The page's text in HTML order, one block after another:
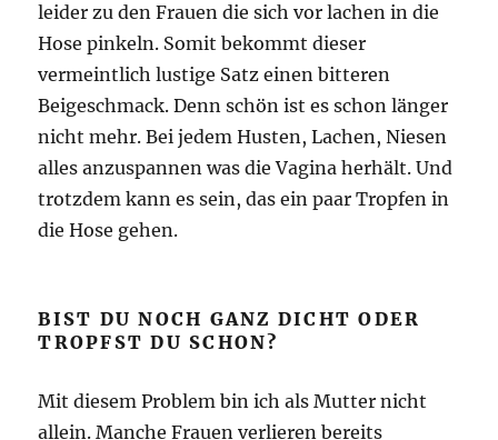
leider zu den Frauen die sich vor lachen in die
Hose pinkeln. Somit bekommt dieser
vermeintlich lustige Satz einen bitteren
Beigeschmack. Denn schön ist es schon länger
nicht mehr. Bei jedem Husten, Lachen, Niesen
alles anzuspannen was die Vagina herhält. Und
trotzdem kann es sein, das ein paar Tropfen in
die Hose gehen.
BIST DU NOCH GANZ DICHT ODER
TROPFST DU SCHON?
Mit diesem Problem bin ich als Mutter nicht
allein. Manche Frauen verlieren bereits